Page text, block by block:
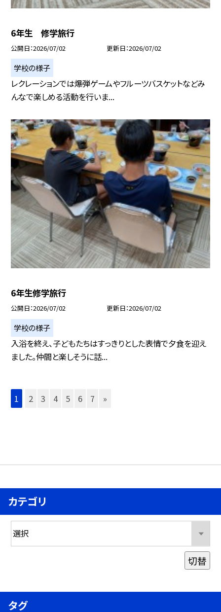
6年生 修学旅行
公開日 2026/07/02 更新日 2026/07/02
学校の様子
レクレーションでは爆弾ゲームやフルーツバスケットなどみ
んなで楽しめる活動を行いま...
6年生修学旅行
公開日 2026/07/02 更新日 2026/07/02
学校の様子
入浴を終え、子どもたちはすっきりとした表情で夕食を迎え
ました。仲間と楽しそうに話...
1 2 3 4 5 6 7 »
カテゴリ
切替
タグ